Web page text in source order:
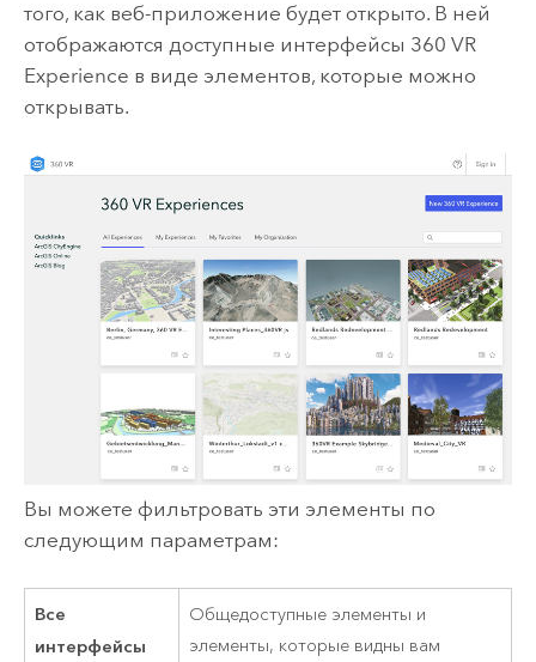
того, как веб-приложение будет открыто. В ней
отображаются доступные интерфейсы 360 VR
Experience в виде элементов, которые можно
открывать.
Вы можете фильтровать эти элементы по
следующим параметрам:
Все
интерфейсы
Общедоступные элементы и
элементы, которые видны вам